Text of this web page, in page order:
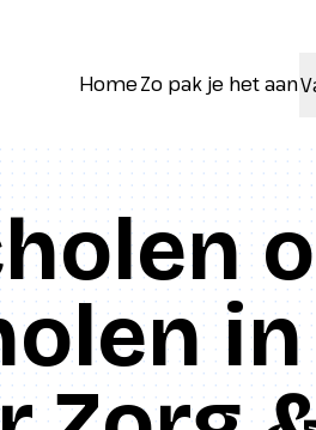
Home
HomeZo pak je het aan
Zo pak je het aan